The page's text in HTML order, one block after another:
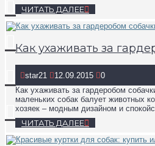
ЧИТАТЬ ДАЛЕЕ
Как ухаживать за
star21 12.09.2015
0
Как ухаживать за гардеробом
маленьких собак балует животных
хозяек – модным дизайном и
ЧИТАТЬ ДАЛЕЕ